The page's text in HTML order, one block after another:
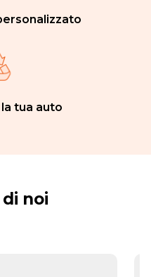
tua auto
noi